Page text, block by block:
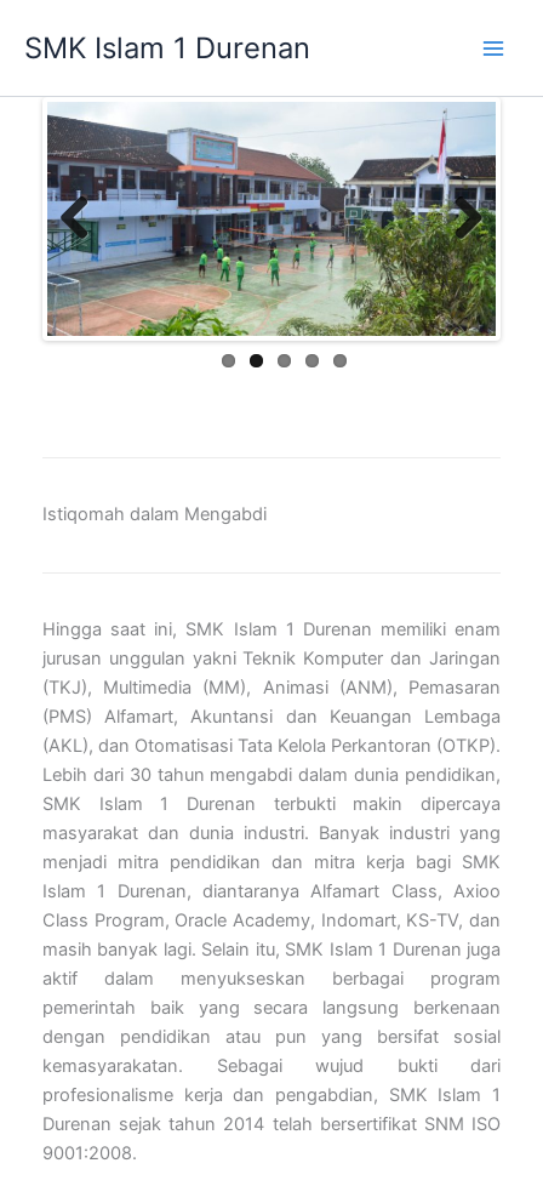
SMK Islam 1 Durenan
Previ
ous
Next
Istiqomah dalam Mengabdi
Hingga saat ini, SMK Islam 1 Durenan memiliki enam
jurusan unggulan yakni Teknik Komputer dan Jaringan
(TKJ), Multimedia (MM), Animasi (ANM), Pemasaran
(PMS) Alfamart, Akuntansi dan Keuangan Lembaga
(AKL), dan Otomatisasi Tata Kelola Perkantoran (OTKP).
Lebih dari 30 tahun mengabdi dalam dunia pendidikan,
SMK Islam 1 Durenan terbukti makin dipercaya
masyarakat dan dunia industri. Banyak industri yang
menjadi mitra pendidikan dan mitra kerja bagi SMK
Islam 1 Durenan, diantaranya Alfamart Class, Axioo
Class Program, Oracle Academy, Indomart, KS-TV, dan
masih banyak lagi. Selain itu, SMK Islam 1 Durenan juga
aktif dalam menyukseskan berbagai program
pemerintah baik yang secara langsung berkenaan
dengan pendidikan atau pun yang bersifat sosial
kemasyarakatan. Sebagai wujud bukti dari
profesionalisme kerja dan pengabdian, SMK Islam 1
Durenan sejak tahun 2014 telah bersertifikat SNM ISO
9001:2008.